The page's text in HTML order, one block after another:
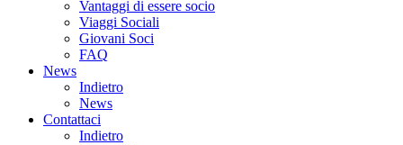
Vantaggi di essere socio
Viaggi Sociali
Giovani Soci
FAQ
News
Indietro
News
Contattaci
Indietro